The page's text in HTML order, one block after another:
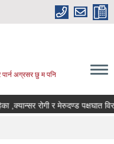
अग्रसर छु म पनि
,क्यान्सर रोगी र मेरुदण्ड पक्षघात